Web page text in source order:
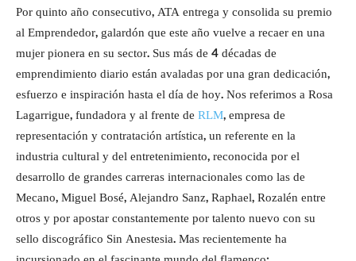
Por quinto año consecutivo, ATA entrega y consolida su premio
al Emprendedor, galardón que este año vuelve a recaer en una
mujer pionera en su sector. Sus más de 4 décadas de
emprendimiento diario están avaladas por una gran dedicación,
esfuerzo e inspiración hasta el día de hoy. Nos referimos a Rosa
Lagarrigue, fundadora y al frente deRLM, empresa de
representación y contratación artística, un referente en la
industria cultural y del entretenimiento, reconocida por el
desarrollo de grandes carreras internacionales como las de
Mecano, Miguel Bosé, Alejandro Sanz, Raphael, Rozalén entre
otros y por apostar constantemente por talento nuevo con su
sello discográfico Sin Anestesia. Mas recientemente ha